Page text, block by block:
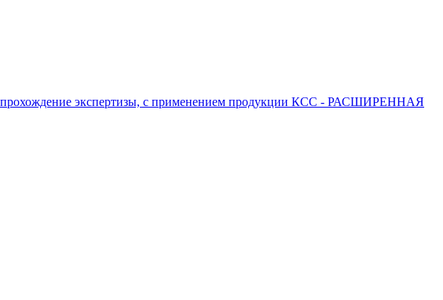
прохождение экспертизы, с применением продукции КСС - РАСШИРЕННАЯ